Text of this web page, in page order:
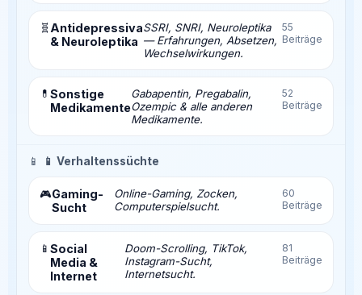
🧬 Antidepressiva
& Neuroleptika
SSRI, SNRI, Neuroleptika
— Erfahrungen, Absetzen,
Wechselwirkungen.
55
Beiträge
💊 Sonstige
Medikamente
Gabapentin, Pregabalin,
Ozempic & alle anderen
Medikamente.
52
Beiträge
📱 📱 Verhaltenssüchte
🎮Gaming-
Sucht
Online-Gaming, Zocken,
Computerspielsucht.
60
Beiträge
📱 Social
Media &
Internet
Doom-Scrolling, TikTok,
Instagram-Sucht,
Internetsucht.
81
Beiträge